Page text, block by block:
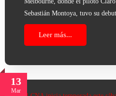
Sebastián Montoya, tuvo su
Leer más...
13
Mar